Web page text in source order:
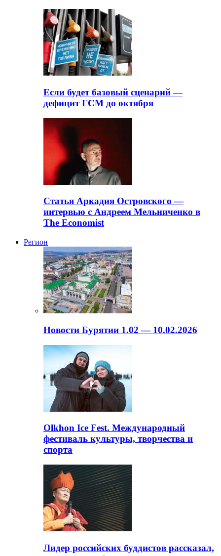
Если будет базовый сценарий —
дефицит ГСМ до октября
Статья Аркадия Островского —
интервью с Андреем Мельниченко в
The Economist
Регион
Новости Бурятии 1.02 — 10.02.2026
Olkhon Ice Fest. Международный
фестиваль культуры, творчества и
спорта
Лидер российских буддистов рассказал,